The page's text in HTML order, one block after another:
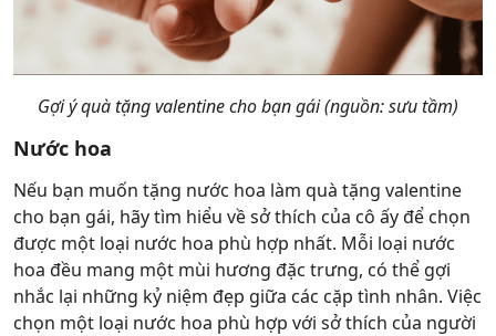
Gợi ý quà tặng valentine cho bạn gái (nguồn: sưu tầm)
Nước hoa
Nếu bạn muốn tặng nước hoa làm quà tặng valentine
cho bạn gái, hãy tìm hiểu về sở thích của cô ấy để chọn
được một loại nước hoa phù hợp nhất. Mỗi loại nước
hoa đều mang một mùi hương đặc trưng, có thể gợi
nhắc lại những kỷ niệm đẹp giữa các cặp tình nhân. Việc
chọn một loại nước hoa phù hợp với sở thích của người